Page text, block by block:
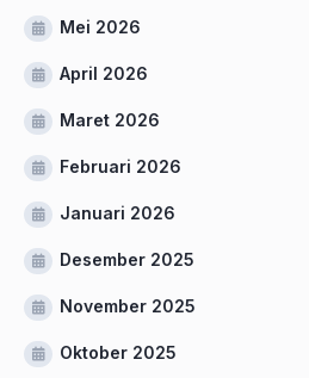
Mei 2026
April 2026
Maret 2026
Februari 2026
Januari 2026
Desember 2025
November 2025
Oktober 2025